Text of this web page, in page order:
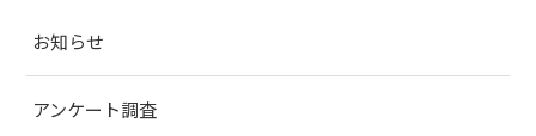
お知らせ
アンケート調査